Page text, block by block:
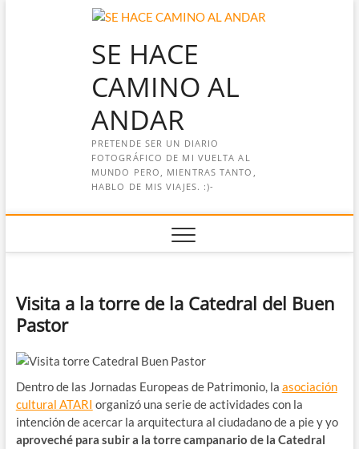
SE HACE
CAMINO AL
ANDAR
PRETENDE SER UN DIARIO
FOTOGRÁFICO DE MI VUELTA AL
MUNDO PERO, MIENTRAS TANTO,
HABLO DE MIS VIAJES. :)-
Visita a la torre de la Catedral del Buen
Pastor
Dentro de las Jornadas Europeas de Patrimonio, la asociación
cultural ATARI organizó una serie de actividades con la
intención de acercar la arquitectura al ciudadano de a pie y yo
aproveché para subir a la torre campanario de la Catedral